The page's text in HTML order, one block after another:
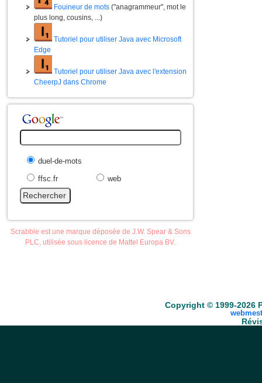
Fouineur de mots ("anagrammeur", mot le
plus long, cousins, ...)
Tutoriel pour utiliser Java avec Microsoft
Edge
Tutoriel pour utiliser Java avec l'extension
CheerpJ dans Chrome
duel-de-mots
ffsc.fr
web
Scrabble est une marque déposée de J.W. Spear & Sons
PLC, utilisée sous licence de Mattel Europa BV.
Copyright © 1999-2026